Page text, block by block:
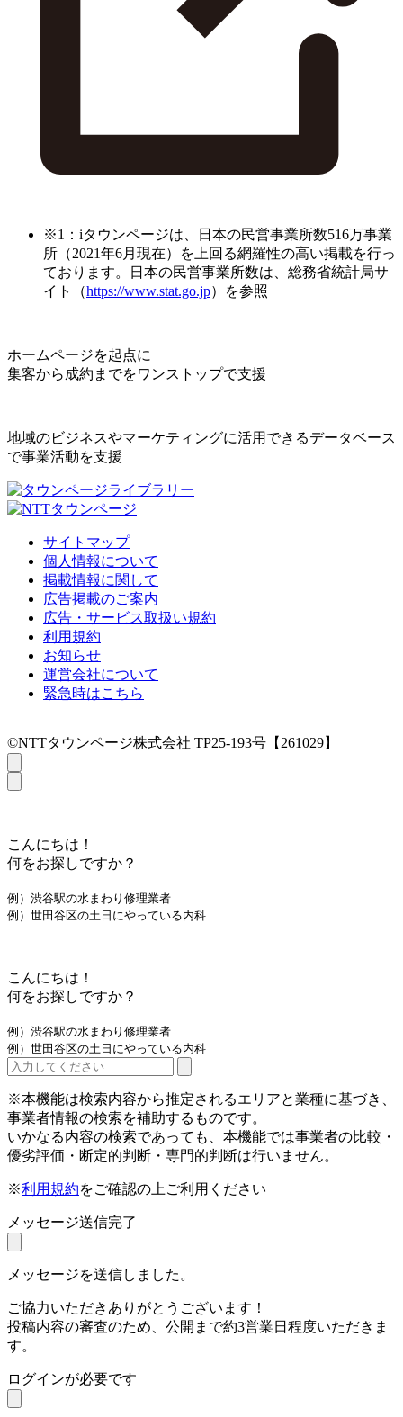
※1：iタウンページは、日本の民営事業所数516万事業
所（2021年6月現在）を上回る網羅性の高い掲載を行っ
ております。日本の民営事業所数は、総務省統計局サ
イト（https://www.stat.go.jp）を参照
ホームページを起点に
集客から成約までをワンストップで支援
地域のビジネスやマーケティングに活用できるデータベース
で事業活動を支援
サイトマップ
個人情報について
掲載情報に関して
広告掲載のご案内
広告・サービス取扱い規約
利用規約
お知らせ
運営会社について
緊急時はこちら
©NTTタウンページ株式会社 TP25-193号【261029】
こんにちは！
何をお探しですか？
例）渋谷駅の水まわり修理業者
例）世田谷区の土日にやっている内科
こんにちは！
何をお探しですか？
例）渋谷駅の水まわり修理業者
例）世田谷区の土日にやっている内科
※本機能は検索内容から推定されるエリアと業種に基づき、
事業者情報の検索を補助するものです。
いかなる内容の検索であっても、本機能では事業者の比較・
優劣評価・断定的判断・専門的判断は行いません。
※利用規約をご確認の上ご利用ください
メッセージ送信完了
メッセージを送信しました。
ご協力いただきありがとうございます！
投稿内容の審査のため、公開まで約3営業日程度いただきま
す。
ログインが必要です